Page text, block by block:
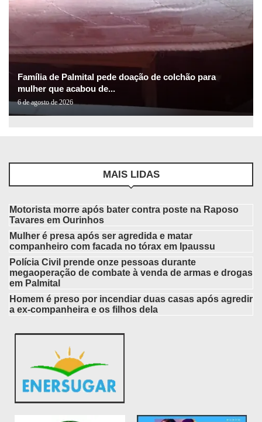
Família de Palmital pede doação de colchão para
mulher que acabou de...
6 de agosto de 2026
MAIS LIDAS
Motorista morre após bater contra poste na Raposo
Tavares em Ourinhos
Mulher é presa após ser agredida e matar
companheiro com facada no tórax em Ipaussu
Polícia Civil prende onze pessoas durante
megaoperação de combate à venda de armas e drogas
em Palmital
Homem é preso por incendiar duas casas após agredir
a ex-companheira e os filhos dela